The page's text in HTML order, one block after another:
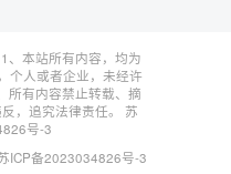
、本站所有内容，均为
个人或者企业，未经许
所有内容禁止转载、摘
，追究法律责任。 苏
号-3
ICP备2023034826号-3